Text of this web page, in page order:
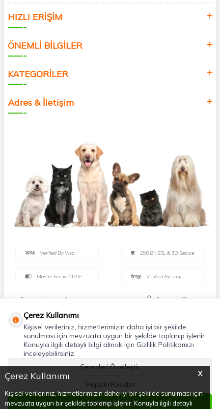
X
Çerez Kullanımı
Kişisel verileriniz, hizmetlerimizin daha iyi bir şekilde sunulması için
mevzuata uygun bir şekilde toplanıp işlenir. Konuyla ilgili detaylı
HIZLI ERİŞİM
ÖNEMLİ BİLGİLER
KATEGORİLER
Adres & İletişim
Çerez Kullanımı
Kişisel verileriniz, hizmetlerimizin daha iyi bir şekilde
sunulması için mevzuata uygun bir şekilde toplanıp işlenir.
Konuyla ilgili detaylı bilgi almak için Gizlilik Politikamızı
inceleyebilirsiniz.
Çerezleri Özelleştir
Hepsini Reddet
Hepsini Kabul Et